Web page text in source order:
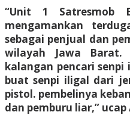
“Unit 1 Satresmob
mengamankan
sebagai penjual dan
wilayah Jawa
kalangan pencari
buat senpi iligal dari
pistol. pembelinya
dan pemburu liar,” ucap